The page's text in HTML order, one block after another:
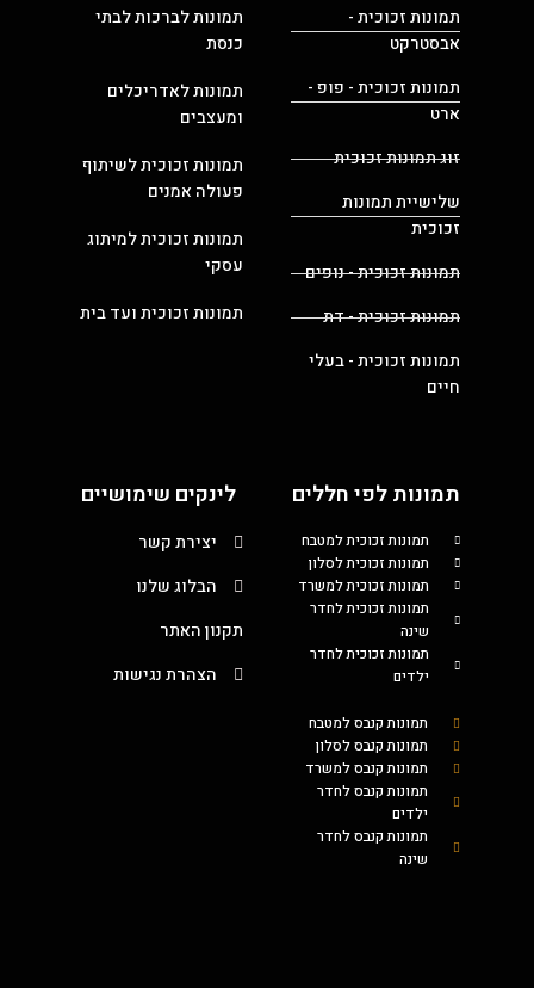
תמונות זכוכית -
אבסטרקט
תמונות זכוכית - פופ -
ארט
זוג תמונות זכוכית
שלישיית תמונות
זכוכית
תמונות זכוכית - נופים
תמונות זכוכית - דת
תמונות זכוכית - בעלי
חיים
תמונות לברכות לבתי
כנסת
תמונות לאדריכלים
ומעצבים
תמונות זכוכית לשיתוף
פעולה אמנים
תמונות זכוכית למיתוג
עסקי
תמונות זכוכית ועד בית
תמונות לפי חללים
תמונות זכוכית למטבח
תמונות זכוכית לסלון
תמונות זכוכית למשרד
תמונות זכוכית לחדר
שינה
תמונות זכוכית לחדר
ילדים
תמונות קנבס למטבח
תמונות קנבס לסלון
תמונות קנבס למשרד
תמונות קנבס לחדר
ילדים
תמונות קנבס לחדר
שינה
לינקים שימושיים
יצירת קשר
הבלוג שלנו
תקנון האתר
הצהרת נגישות